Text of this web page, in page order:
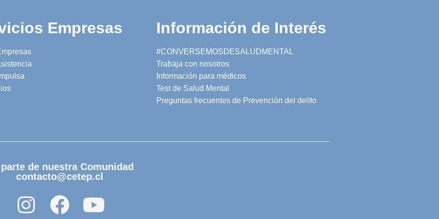
Empresas Información de Interés
#CONVERSEMOSDESALUDMENTAL
Trabaja con nosotros
Información para médicos
Test de Salud Mental
Preguntas frecuentes de Prevención del delito
de nuestra Comunidad
contacto@cetep.cl